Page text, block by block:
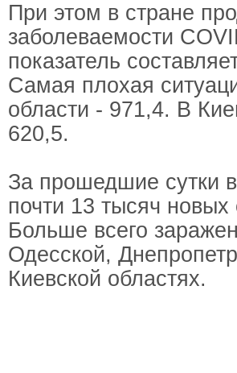
При этом в стране
заболеваемости
показатель
Самая плохая
области - 971,4. В
620,5.
За прошедшие сутки
почти 13 тысяч
Больше всего
Одесской,
Киевской областях.